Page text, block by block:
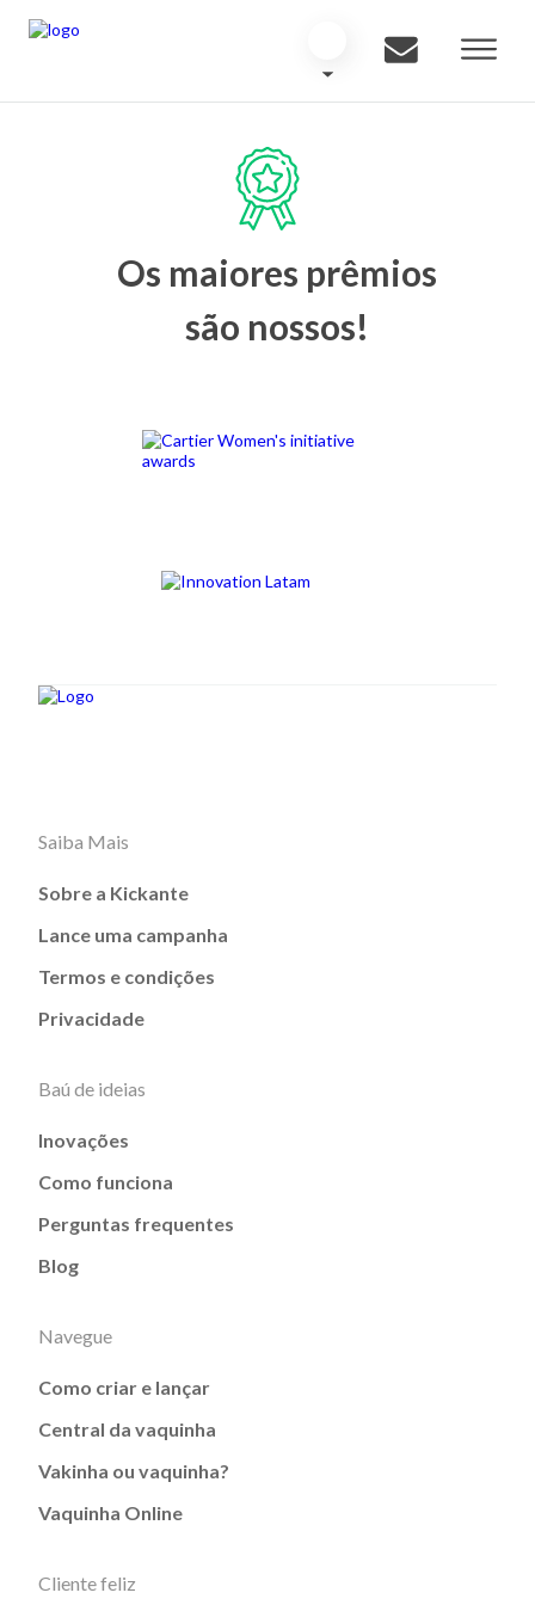
Os maiores prêmios
são nossos!
Saiba Mais
Sobre a Kickante
Lance uma campanha
Termos e condições
Privacidade
Baú de ideias
Inovações
Como funciona
Perguntas frequentes
Blog
Navegue
Como criar e lançar
Central da vaquinha
Vakinha ou vaquinha?
Vaquinha Online
Cliente feliz